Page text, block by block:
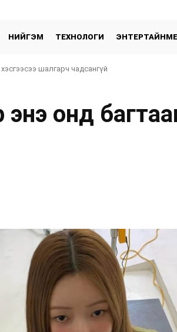
НИЙГЭМ ТЕХНОЛОГИ
шалгарч чадсангүй
онд